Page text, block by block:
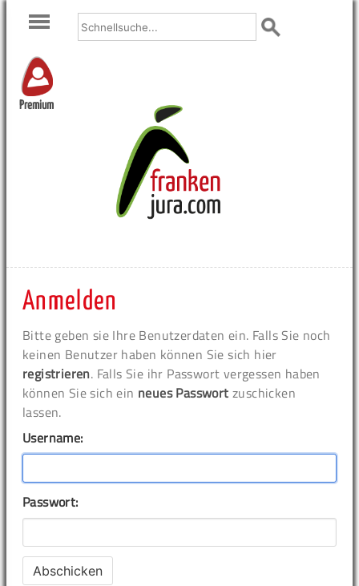
Premium
Anmelden
Bitte geben sie Ihre Benutzerdaten ein. Falls Sie noch
keinen Benutzer haben können Sie sich hier
registrieren. Falls Sie ihr Passwort vergessen haben
können Sie sich ein neues Passwort zuschicken
lassen.
Username:
Passwort: